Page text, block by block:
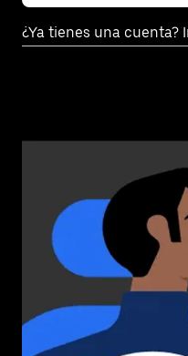
¿Ya tienes una cuenta?